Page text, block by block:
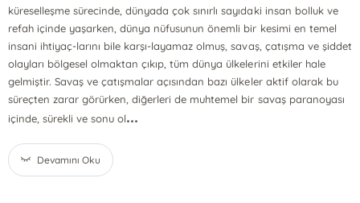
küreselleşme sürecinde, dünyada çok sınırlı sayıdaki insan bolluk ve
refah içinde yaşarken, dünya nüfusunun önemli bir kesimi en temel
insani ihtiyaç-larını bile karşı-layamaz olmuş, savaş, çatışma ve şiddet
olayları bölgesel olmaktan çıkıp, tüm dünya ülkelerini etkiler hale
gelmiştir. Savaş ve çatışmalar açısından bazı ülkeler aktif olarak bu
süreçten zarar görürken, diğerleri de muhtemel bir savaş paranoyası
içinde, sürekli ve sonu ol...
Devamını Oku